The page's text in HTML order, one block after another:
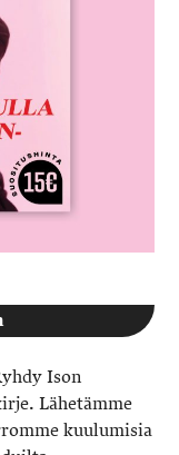
Ison
Lähetämme
kuulumisia